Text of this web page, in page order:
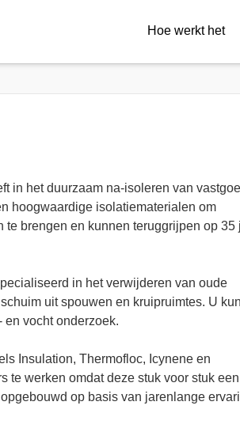
Hoe werkt het
in het duurzaam na-isoleren van
hoogwaardige isolatiematerialen om
brengen en kunnen teruggrijpen op 35
in het verwijderen van oude
uit spouwen en kruipruimtes. U
en vocht onderzoek.
Insulation, Thermofloc, Icynene en
te werken omdat deze stuk voor stuk een
op basis van jarenlange